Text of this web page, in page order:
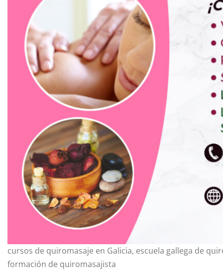
cursos de quiromasaje en Galicia, escuela gallega de
formación de quiromasajista